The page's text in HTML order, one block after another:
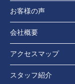
お客様の声
会社概要
アクセスマップ
スタッフ紹介